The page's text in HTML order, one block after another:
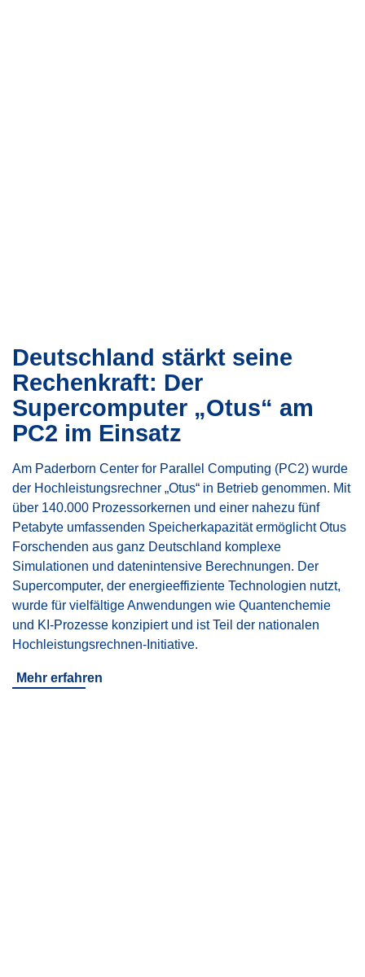
Deutschland stärkt seine
Rechenkraft: Der
Supercomputer „Otus“ am
PC2 im Einsatz
Am Paderborn Center for Parallel Computing (PC2) wurde
der Hochleistungsrechner „Otus“ in Betrieb genommen. Mit
über 140.000 Prozessorkernen und einer nahezu fünf
Petabyte umfassenden Speicherkapazität ermöglicht Otus
Forschenden aus ganz Deutschland komplexe
Simulationen und datenintensive Berechnungen. Der
Supercomputer, der energieeffiziente Technologien nutzt,
wurde für vielfältige Anwendungen wie Quantenchemie
und KI-Prozesse konzipiert und ist Teil der nationalen
Hochleistungsrechnen-Initiative.
Mehr erfahren